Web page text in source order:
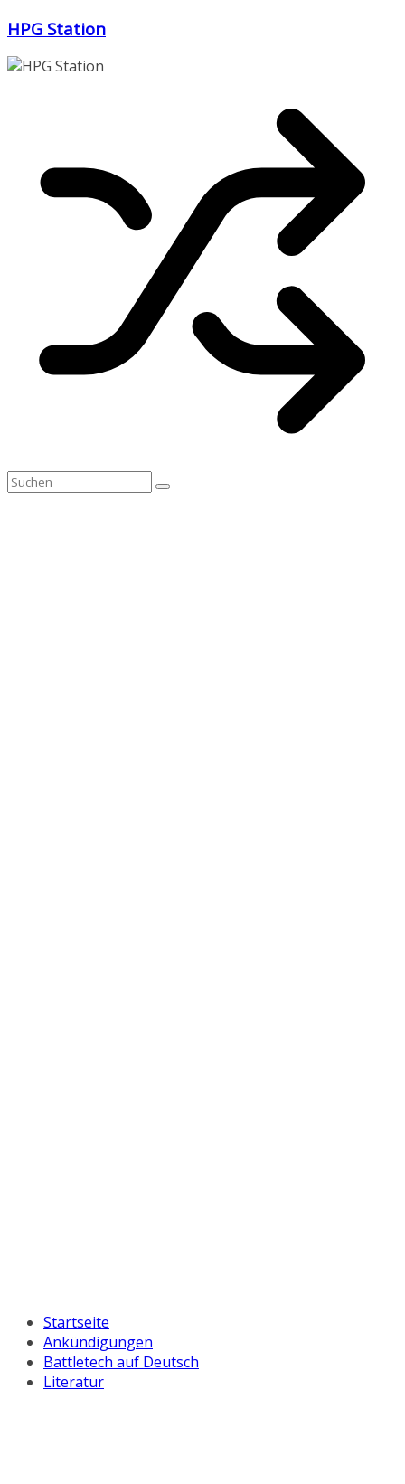
Zum
springen
HPG Station
Startseite
Ankündigungen
Battletech auf Deutsch
Literatur